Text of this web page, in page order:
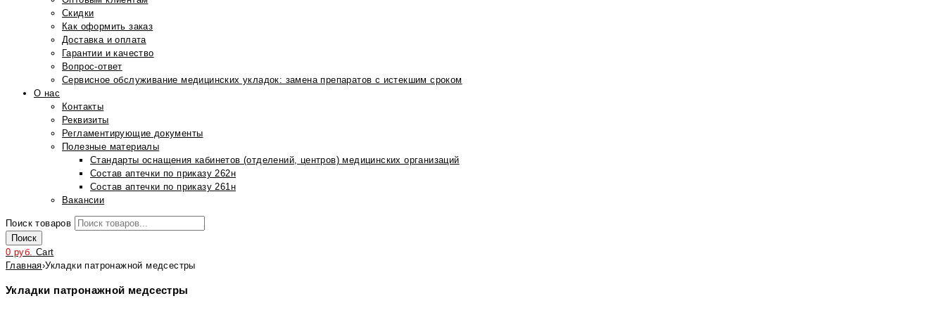
Скидки
Как оформить заказ
Доставка и оплата
Гарантии и качество
Вопрос-ответ
Сервисное обслуживание медицинских укладок: замена препаратов с истекшим сроком
О нас
Контакты
Реквизиты
Регламентирующие документы
Полезные материалы
Стандарты оснащения кабинетов (отделений, центров) медицинских организаций
Состав аптечки по приказу 262н
Состав аптечки по приказу 261н
Вакансии
Поиск товаров
Поиск
0 руб. Cart
Главная›Укладки патронажной медсестры
Укладки патронажной медсестры